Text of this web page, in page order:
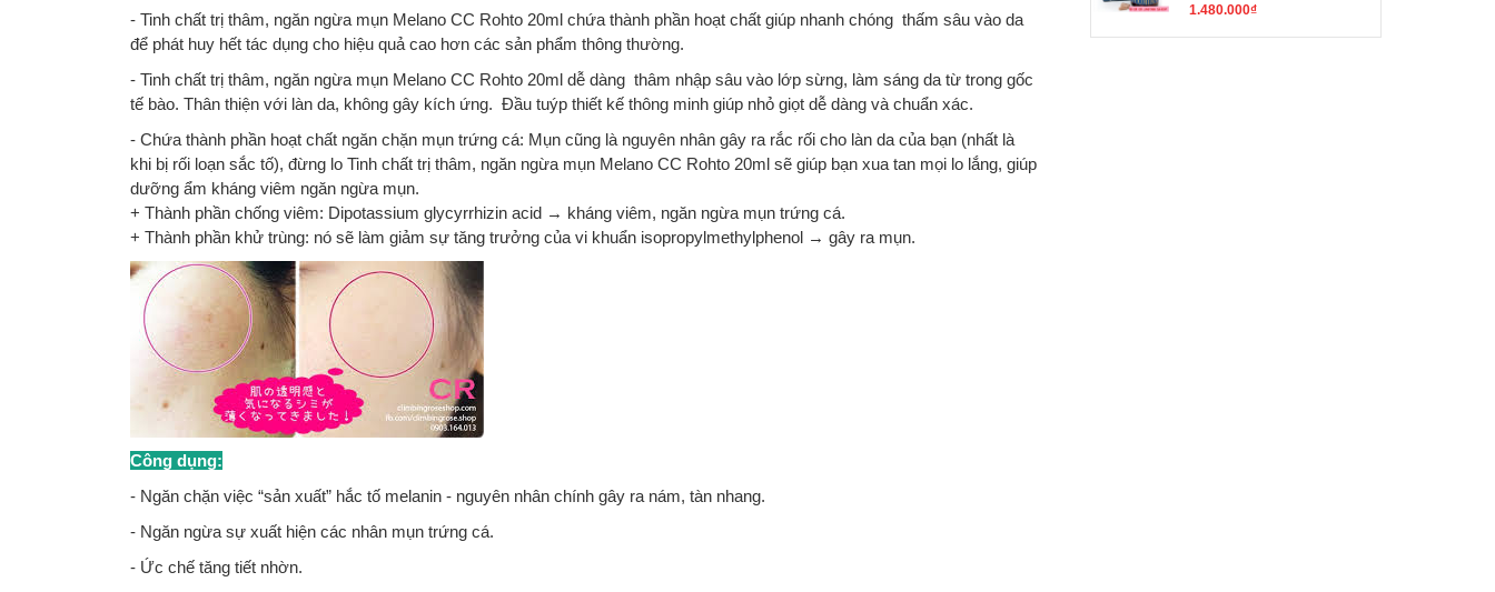
- Tinh chất trị thâm, ngăn ngừa mụn Melano CC Rohto 20ml chứa thành phần hoạt chất giúp nhanh chóng thấm sâu vào da
để phát huy hết tác dụng cho hiệu quả cao hơn các sản phẩm thông thường.
- Tinh chất trị thâm, ngăn ngừa mụn Melano CC Rohto 20ml dễ dàng thâm nhập sâu vào lớp sừng, làm sáng da từ trong gốc
tế bào. Thân thiện với làn da, không gây kích ứng. Đầu tuýp thiết kế thông minh giúp nhỏ giọt dễ dàng và chuẩn xác.
- Chứa thành phần hoạt chất ngăn chặn mụn trứng cá: Mụn cũng là nguyên nhân gây ra rắc rối cho làn da của bạn (nhất là
khi bị rối loạn sắc tố), đừng lo Tinh chất trị thâm, ngăn ngừa mụn Melano CC Rohto 20ml sẽ giúp bạn xua tan mọi lo lắng, giúp
dưỡng ẩm kháng viêm ngăn ngừa mụn.
+ Thành phần chống viêm: Dipotassium glycyrrhizin acid → kháng viêm, ngăn ngừa mụn trứng cá.
+ Thành phần khử trùng: nó sẽ làm giảm sự tăng trưởng của vi khuẩn isopropylmethylphenol → gây ra mụn.
Công dụng:
- Ngăn chặn việc “sản xuất” hắc tố melanin - nguyên nhân chính gây ra nám, tàn nhang.
- Ngăn ngừa sự xuất hiện các nhân mụn trứng cá.
- Ức chế tăng tiết nhờn.
1.480.000₫